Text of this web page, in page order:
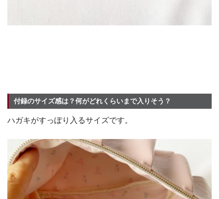
付録のサイズ感は？何がどれくらいまで入りそう？
ハガキがすっぽり入るサイズです。